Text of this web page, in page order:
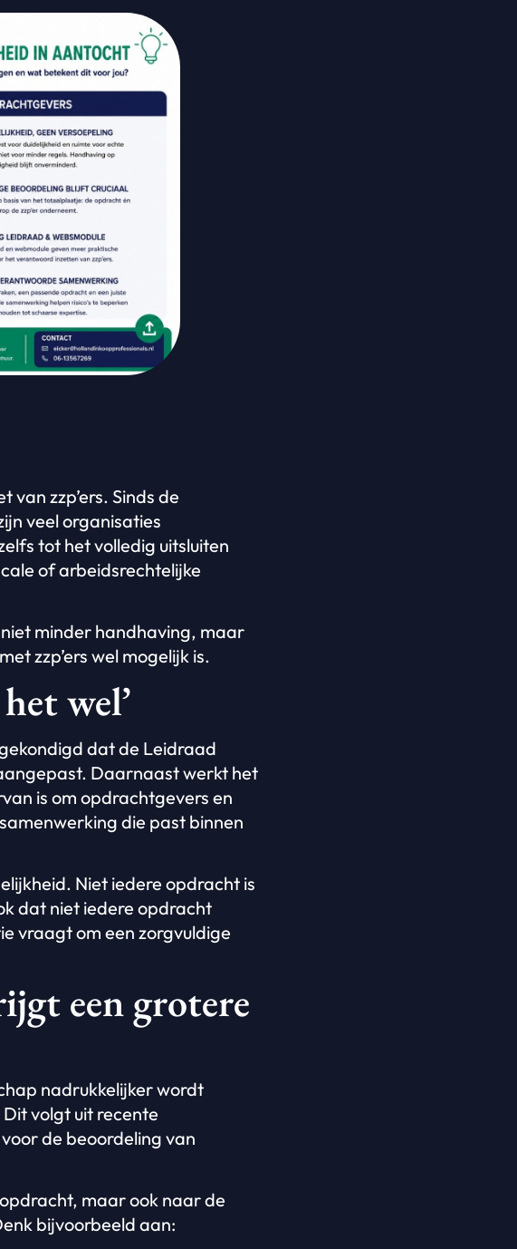
zzp’ers. Sinds de
veel organisaties
tot het volledig uitsluiten
of arbeidsrechtelijke
niet minder handhaving, maar
zzp’ers wel mogelijk is.
wel’
dat de Leidraad
Daarnaast werkt het
is om opdrachtgevers en
die past binnen
Niet iedere opdracht is
dat niet iedere opdracht
vraagt om een zorgvuldige
een grotere
nadrukkelijker wordt
volgt uit recente
de beoordeling van
maar ook naar de
bijvoorbeeld aan: